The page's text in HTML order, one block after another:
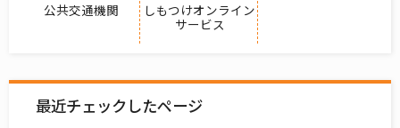
公共交通機関
しもつけオンライン
サービス
最近チェックしたページ